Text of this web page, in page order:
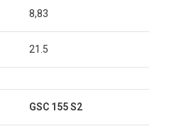
8,83
21.5
GSC 155 S2